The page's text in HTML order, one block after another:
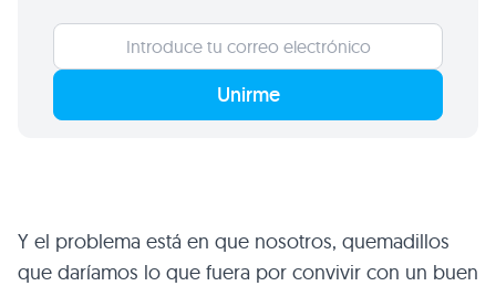
Unirme
Y el problema está en que nosotros, quemadillos
que daríamos lo que fuera por convivir con un buen